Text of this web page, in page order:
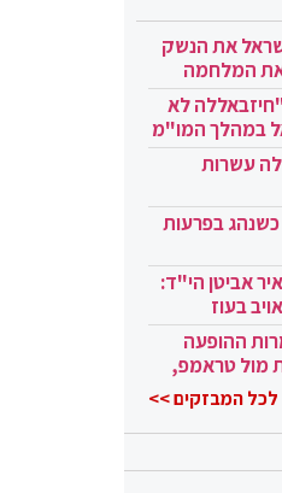
את הנשק
המלחמה
"חיזבאללה לא
במהלך המו"מ
עשרות
נעצר כשנהג בפרעות
אביטן הי"ד:
בעוז
ההופעה
מול טראמפ,
לכל המבזקים >>